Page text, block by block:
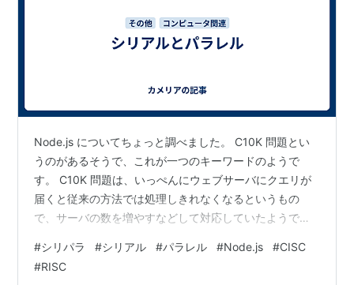
Node.js についてちょっと調べました。 C10K 問題とい
うのがあるそうで、これが一つのキーワードのようで
す。 C10K 問題は、いっぺんにウェブサーバにクエリが
届くと従来の方法では処理しきれなくなるというもの
で、サーバの数を増やすなどして対応していたようで
す。それを解決したのが Node.js であったり nginx であ
ったりするのだそうです。 で、従来の方法というのがク
#シリパラ #シリアル #パラレル #Node.js #CISC
#RISC